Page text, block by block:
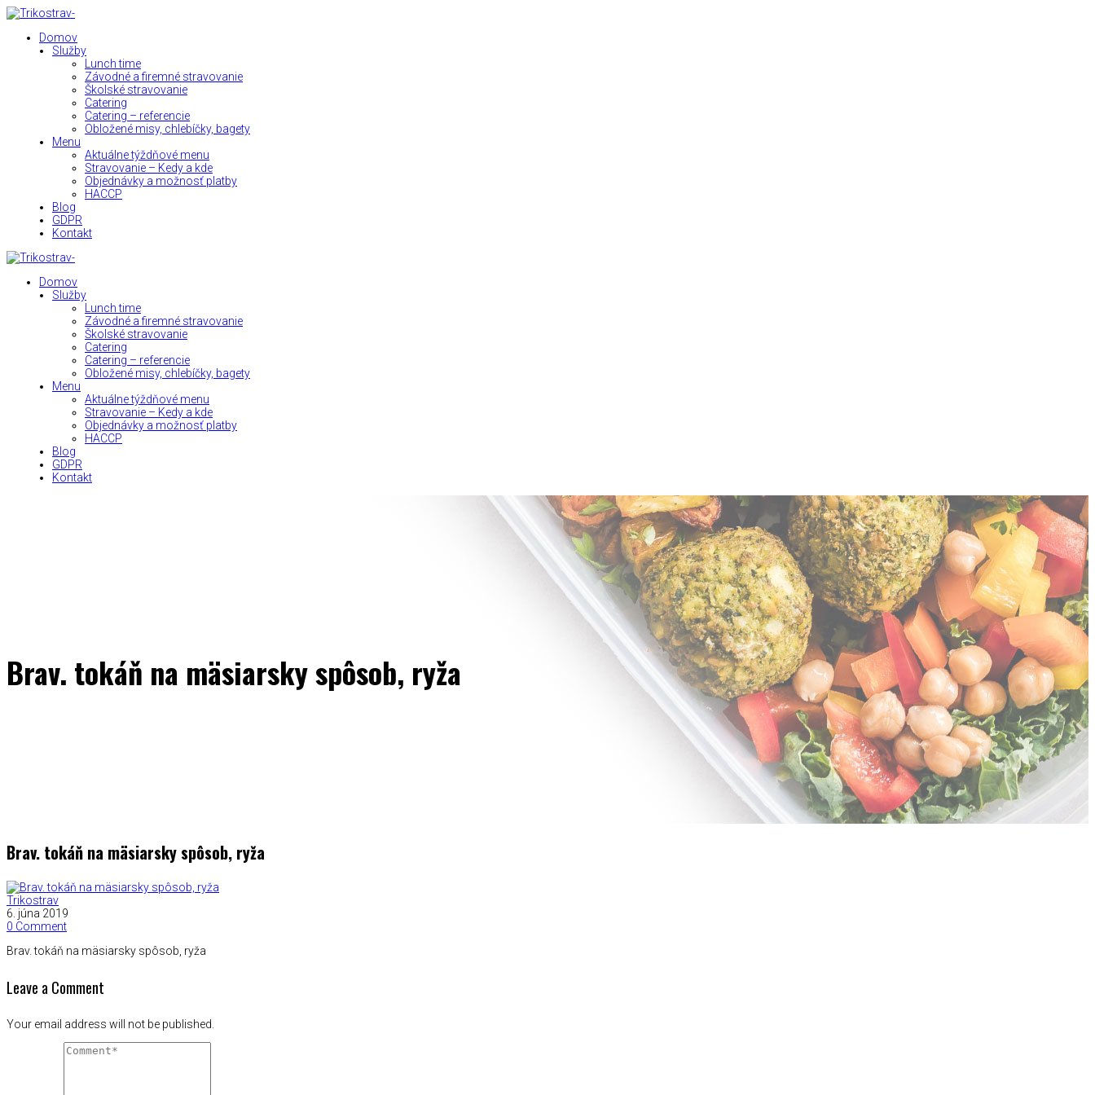
Domov
Služby
Lunch time
Závodné a firemné stravovanie
Školské stravovanie
Catering
Catering – referencie
Obložené misy, chlebíčky, bagety
Menu
Aktuálne týždňové menu
Stravovanie – Kedy a kde
Objednávky a možnosť platby
HACCP
Blog
GDPR
Kontakt
Domov
Služby
Lunch time
Závodné a firemné stravovanie
Školské stravovanie
Catering
Catering – referencie
Obložené misy, chlebíčky, bagety
Menu
Aktuálne týždňové menu
Stravovanie – Kedy a kde
Objednávky a možnosť platby
HACCP
Blog
GDPR
Kontakt
Brav. tokáň na mäsiarsky spôsob, ryža
Brav. tokáň na mäsiarsky spôsob, ryža
Trikostrav
6. júna 2019
0 Comment
Brav. tokáň na mäsiarsky spôsob, ryža
Leave a Comment
Your email address will not be published.